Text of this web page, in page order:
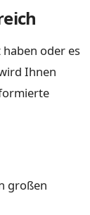
oder es
Ihnen
großen